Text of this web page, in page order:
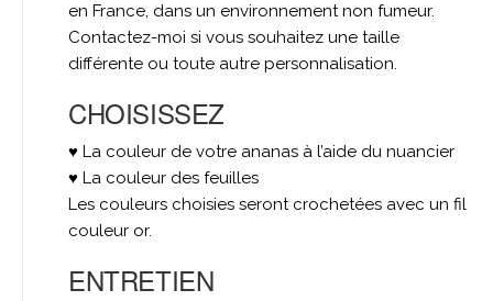
en France, dans un environnement non fumeur.
Contactez-moi si vous souhaitez une taille
différente ou toute autre personnalisation.
CHOISISSEZ
♥ La couleur de votre ananas à l’aide du nuancier
♥ La couleur des feuilles
Les couleurs choisies seront crochetées avec un fil
couleur or.
ENTRETIEN